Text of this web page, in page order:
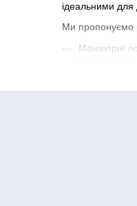
ідеальними для
Ми пропонуємо
Манікюрні
для тих,
Наші манікюрні
точні леза
Чому